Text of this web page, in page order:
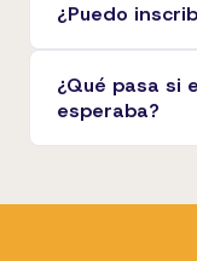
¿Puedo
¿Qué pasa si
esperaba?